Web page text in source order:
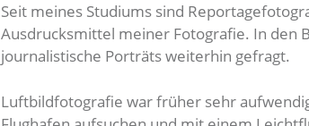
Seit meines Studiums sind
Ausdrucksmittel meiner Fotografie. In den
journalistische Porträts weiterhin gefragt.
Luftbildfotografie war früher sehr